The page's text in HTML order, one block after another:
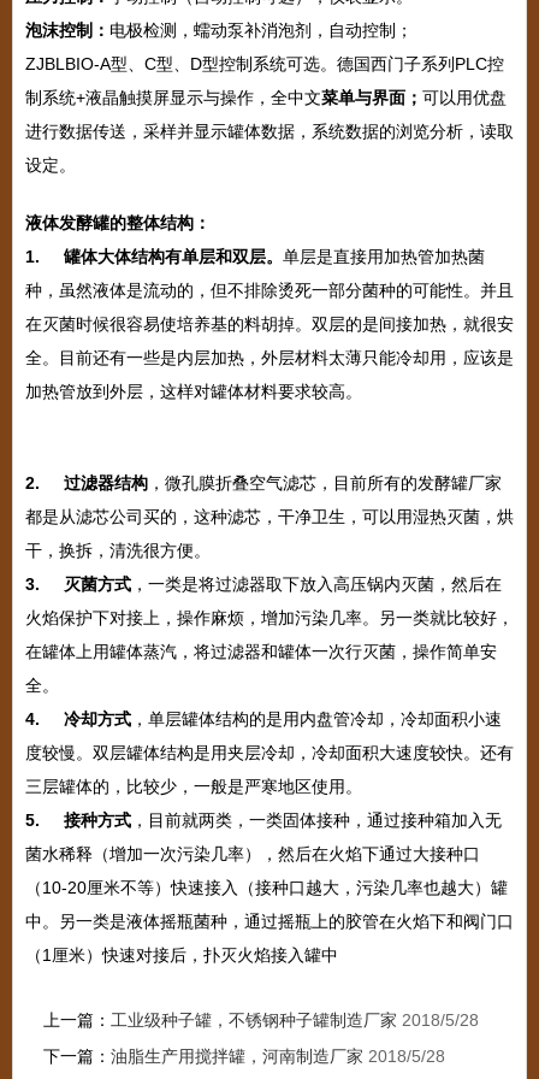
泡沫控制： 电极检测，蠕动泵补消泡剂，自动控制；
ZJBLBIO-A型、C型、D型控制系统可选。德国西门子系列PLC控
制系统+液晶触摸屏显示与操作，全中文菜单与界面； 可以用优盘
进行数据传送，采样并显示罐体数据，系统数据的浏览分析，读取
设定。
液体发酵罐的整体结构：
1. 罐体大体结构有单层和双层。 单层是直接用加热管加热菌
种，虽然液体是流动的，但不排除烫死一部分菌种的可能性。并且
在灭菌时候很容易使培养基的料胡掉。双层的是间接加热，就很安
全。目前还有一些是内层加热，外层材料太薄只能冷却用，应该是
加热管放到外层，这样对罐体材料要求较高。
2. 过滤器结构 ，微孔膜折叠空气滤芯，目前所有的发酵罐厂家
都是从滤芯公司买的，这种滤芯，干净卫生，可以用湿热灭菌，烘
干，换拆，清洗很方便。
3. 灭菌方式 ，一类是将过滤器取下放入高压锅内灭菌，然后在
火焰保护下对接上，操作麻烦，增加污染几率。另一类就比较好，
在罐体上用罐体蒸汽，将过滤器和罐体一次行灭菌，操作简单安
全。
4. 冷却方式 ，单层罐体结构的是用内盘管冷却，冷却面积小速
度较慢。双层罐体结构是用夹层冷却，冷却面积大速度较快。还有
三层罐体的，比较少，一般是严寒地区使用。
5. 接种方式 ，目前就两类，一类固体接种，通过接种箱加入无
菌水稀释（增加一次污染几率），然后在火焰下通过大接种口
（10-20厘米不等）快速接入（接种口越大，污染几率也越大）罐
中。另一类是液体摇瓶菌种，通过摇瓶上的胶管在火焰下和阀门口
（1厘米）快速对接后，扑灭火焰接入罐中
上一篇： 工业级种子罐，不锈钢种子罐制造厂家 2018/5/28
下一篇： 油脂生产用搅拌罐，河南制造厂家 2018/5/28